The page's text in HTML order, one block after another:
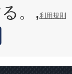
。,利用規則